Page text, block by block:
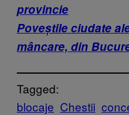
provincie
Poveştile ciudate
mâncare, din
Tagged:
blocaje Chestii